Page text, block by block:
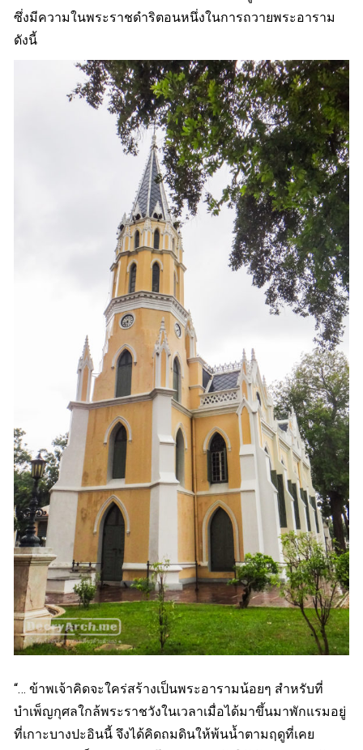
ซึ่งมีความในพระราชดำริตอนหนึ่งในการถวายพระอาราม
ดังนี้
“… ข้าพเจ้าคิดจะใคร่สร้างเป็นพระอารามน้อยๆ สำหรับที่
บำเพ็ญกุศลใกล้พระราชวังในเวลาเมื่อได้มาขึ้นมาพักแรมอยู่
ที่เกาะบางปะอินนี้ จึงได้คิดถมดินให้พ้นน้ำตามฤดูที่เคย